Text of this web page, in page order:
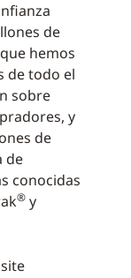
de
hemos
de todo el
sobre
y
de
de
conocidas
® y